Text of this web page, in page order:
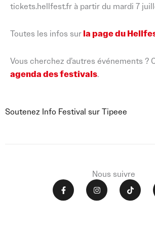
tickets.hellfest.fr à partir du mardi 7
Toutes les infos surla page du
Vous cherchez d’autres événements ?
agenda des festivals.
Nous suivre
F
a
c
I
n
s
T
i
k
Soutenez Info Festival sur Tipeee